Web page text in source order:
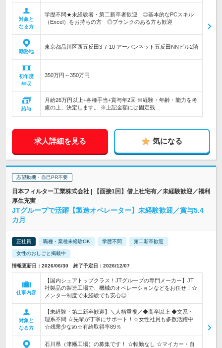
対象と
なる方
学歴不問★未経験者・第二新卒者歓迎 ◎基本的なPCスキル
（Excel）をお持ちの方 ◎ブランクのある方も歓迎
勤務地
東京都品川区西五反田3-7-10 アーバンネット五反田NNビル2階
初年度
年収
350万円～350万円
給与
月給26万円以上+各種手当+賞与年2回 ※経験・年齢・能力を考
慮の上、決定します。 ※上記金額には固定残…
求人詳細を見る 気になる
志望動機・自己PR不要
日本フィルター工業株式会社 | 【面接1回】借上社宅有／未経験歓迎／福利
厚生充実
JTグループで活躍【製造オペレーター】未経験歓迎／賞与5.4
カ月
正社員 職種・業種未経験OK 学歴不問 第二新卒歓迎
女性のおしごと掲載中
情報更新日：2026/06/30 終了予定日：2026/12/07
仕事内容
【国内シェアトップクラス！JTグループの専門メーカー】JT
社製品の製造工場で、機械のオペレーションなどをお任せ！☆
メンター制度で未経験でも安心◎
対象と
なる方
【未経験・第二新卒歓迎】＼人柄重視／◆高卒以上 ◆文系・
理系不問 ☆先輩が丁寧にサポート！☆女性社員も多数活躍中
☆残業少なめ☆有給取得率89％
石川県（津幡工場）の募集です！ ☆転勤なし ☆マイカー・自